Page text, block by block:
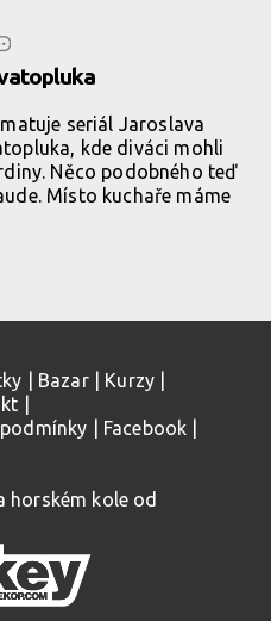
seriál Jaroslava
kde diváci mohli
Něco podobného teď
Místo kuchaře máme
Bazar| Kurzy
Facebook
horském kole od